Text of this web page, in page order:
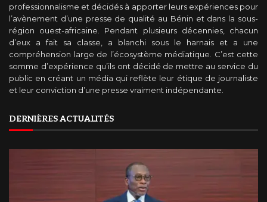
professionnalisme et décidés à apporter leurs expériences pour
l’avènement d’une presse de qualité au Bénin et dans la sous-
région ouest-africaine. Pendant plusieurs décennies, chacun
d’eux a fait sa classe, a blanchi sous le harnais et a une
compréhension large de l’écosystème médiatique. C’est cette
somme d’expérience qu’ils ont décidé de mettre au service du
public en créant un média qui reflète leur étique de journaliste
et leur conviction d’une presse vraiment indépendante.
DERNIÈRES ACTUALITÉS